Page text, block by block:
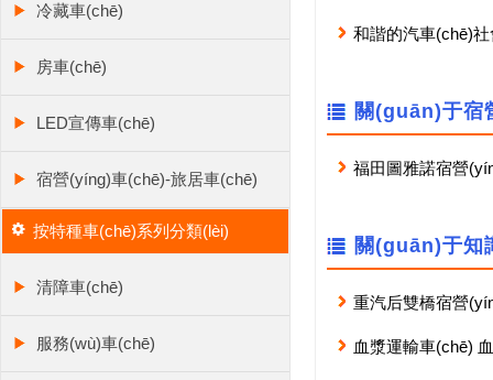
供一站式服務(wù)
和諧的汽車(chē)
關(guān)于
福田圖雅諾宿營
關(guān)于知
重汽后雙橋宿營
血漿運輸車(chē)
冷藏車(chē)
房車(chē)
LED宣傳車(chē)
宿營(yíng)車(chē)-旅居車(chē)
按特種車(chē)系列分類(lèi)
清障車(chē)
服務(wù)車(chē)